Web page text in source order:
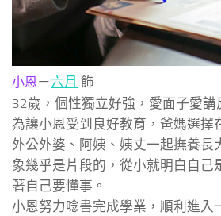
小恩－六月 飾
32歲，個性獨立好強，愛面子愛講
為讓小恩受到良好教育，爸媽選擇
外公外婆、阿姨、姨丈一起撫養長
象幾乎是片段的，從小就明白自己
著自己要懂事。
小恩努力唸書完成學業，順利進入